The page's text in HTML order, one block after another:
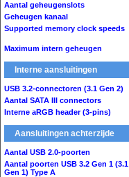
Aantal geheugenslots
Geheugen kanaal
Supported memory clock speeds
Maximum intern geheugen
Interne aansluitingen
USB 3.2-connectoren (3.1 Gen 2)
Aantal SATA III connectors
Interne aRGB header (3-pins)
Aansluitingen achterzijde
Aantal USB 2.0-poorten
Aantal poorten USB 3.2 Gen 1 (3.1
Gen 1) Type A